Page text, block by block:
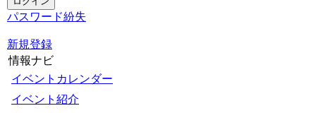
パスワード紛失
新規登録
情報ナビ
イベントカレンダー
イベント紹介